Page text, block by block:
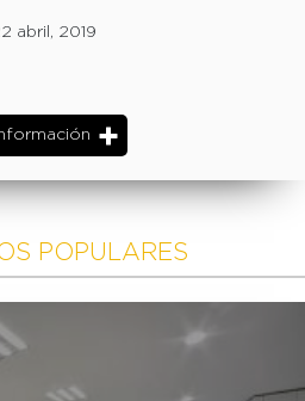
abril, 2019
POPULARES